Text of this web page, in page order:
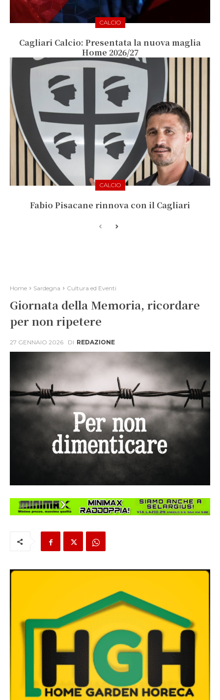
CALCIO
Cagliari Calcio: Presentata la nuova maglia
Home 2026/27
CALCIO
Fabio Pisacane rinnova con il Cagliari